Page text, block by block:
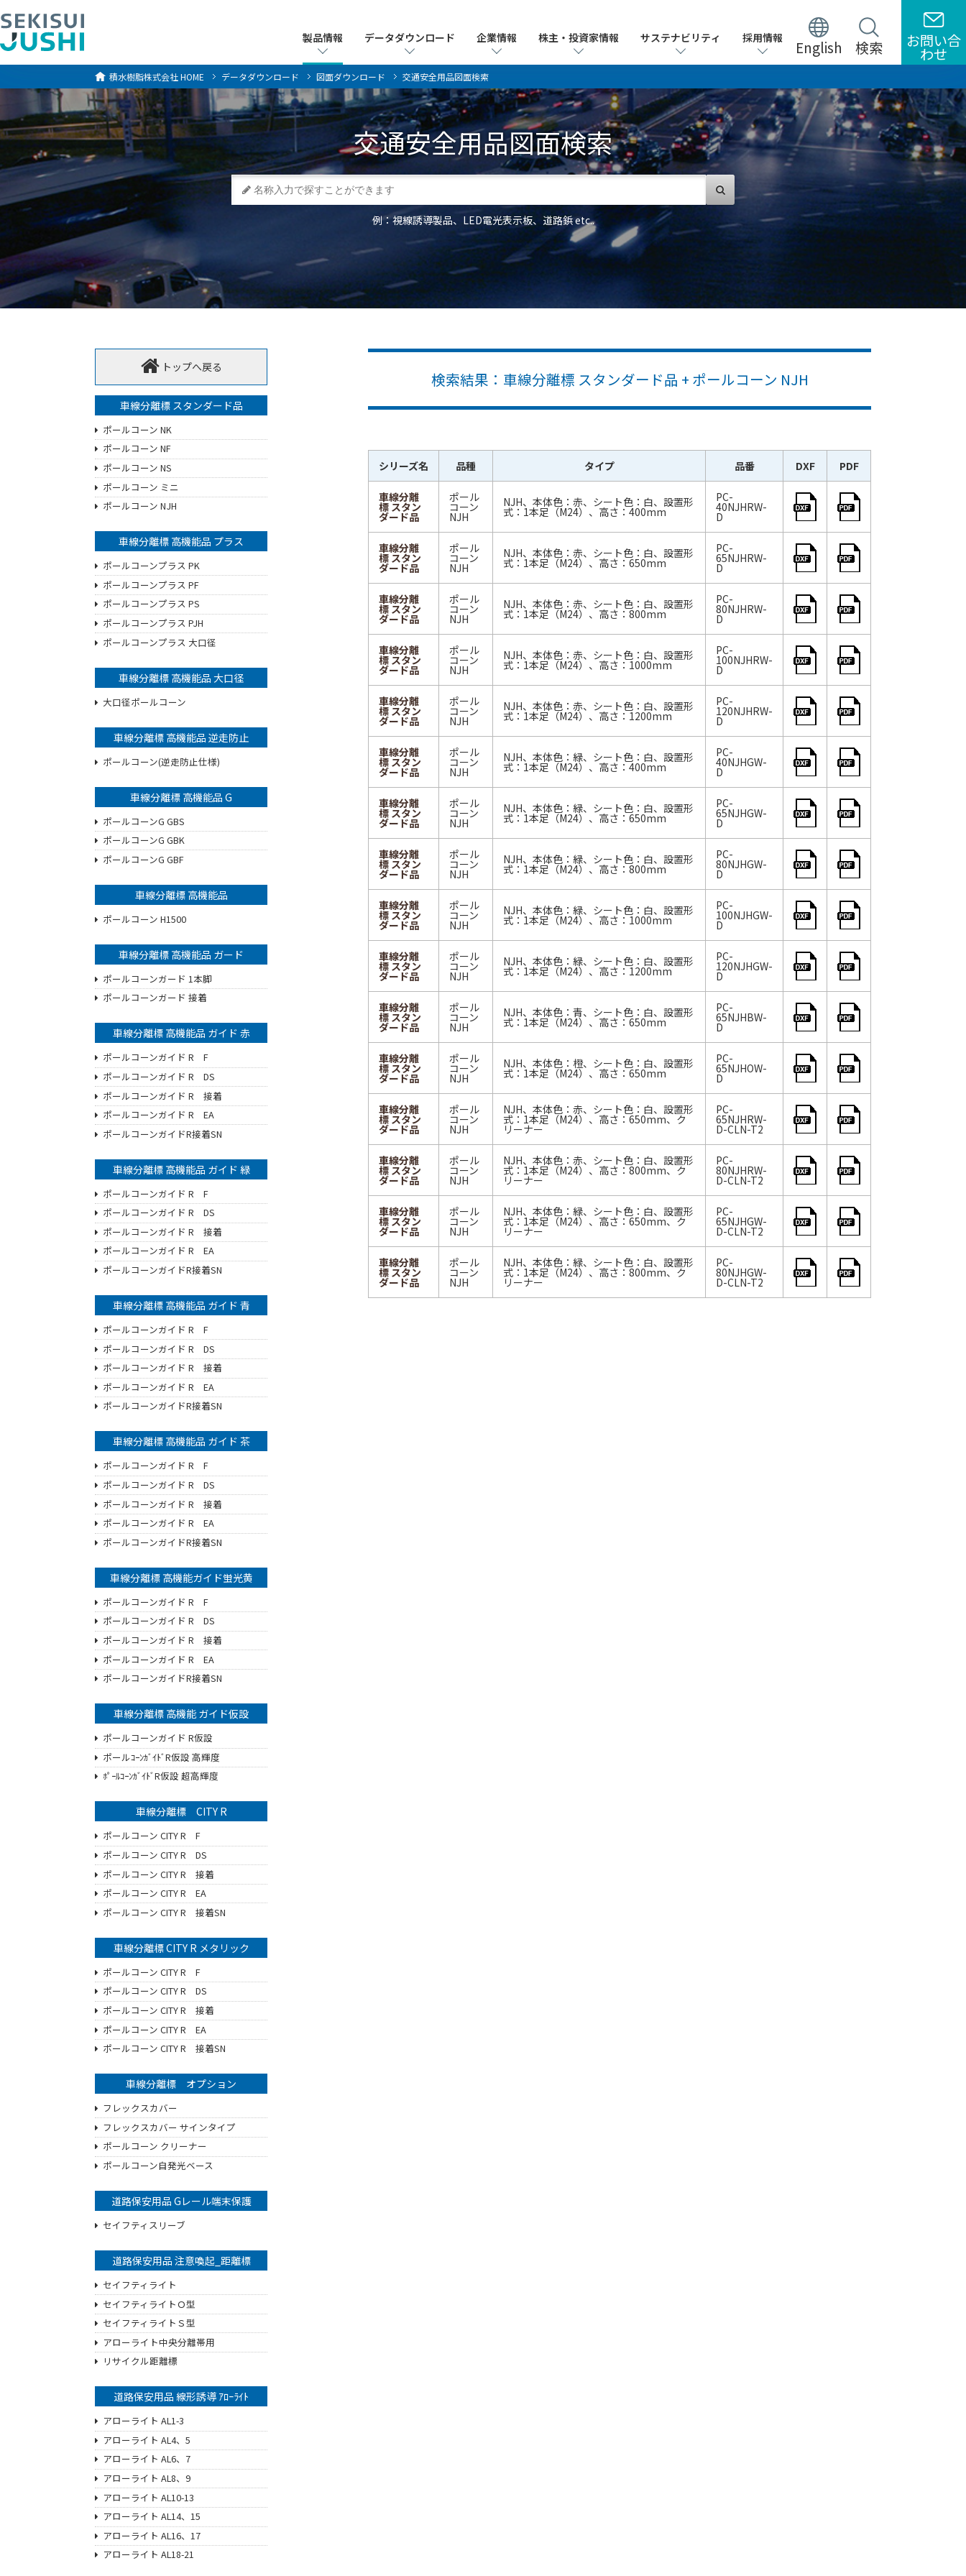
製品情報 データダウンロード 企業情報 株主・投資家情報 サステナビリティ 採用情報 English 検索 お問い合
わせ
製品情報 データダウンロード 企業情報 株主・投資家情報 サステナビリティ 採用情報 English 検索 お問い合
わせ
積水樹脂株式会社HOME データダウンロード 図面ダウンロード 交通安全用品図面検索
交通安全用品図面検索
例：視線誘導製品、LED電光表示板、道路鋲 etc..
検索結果：車線分離標 スタンダード品 + ポールコーン NJH
シリーズ名 品種 タイプ 品番 DXF PDF
車線分離
標 スタン
ダード品
ポール
コーン
NJH
NJH、本体色：赤、シート色：白、設置形
式：1本足（M24）、高さ：400mm
PC-
40NJHRW-
D
車線分離
標 スタン
ダード品
ポール
コーン
NJH
NJH、本体色：赤、シート色：白、設置形
式：1本足（M24）、高さ：650mm
PC-
65NJHRW-
D
車線分離
標 スタン
ダード品
ポール
コーン
NJH
NJH、本体色：赤、シート色：白、設置形
式：1本足（M24）、高さ：800mm
PC-
80NJHRW-
D
車線分離
標 スタン
ダード品
ポール
コーン
NJH
NJH、本体色：赤、シート色：白、設置形
式：1本足（M24）、高さ：1000mm
PC-
100NJHRW-
D
車線分離
標 スタン
ダード品
ポール
コーン
NJH
NJH、本体色：赤、シート色：白、設置形
式：1本足（M24）、高さ：1200mm
PC-
120NJHRW-
D
車線分離
標 スタン
ダード品
ポール
コーン
NJH
NJH、本体色：緑、シート色：白、設置形
式：1本足（M24）、高さ：400mm
PC-
40NJHGW-
D
車線分離
標 スタン
ダード品
ポール
コーン
NJH
NJH、本体色：緑、シート色：白、設置形
式：1本足（M24）、高さ：650mm
PC-
65NJHGW-
D
車線分離
標 スタン
ダード品
ポール
コーン
NJH
NJH、本体色：緑、シート色：白、設置形
式：1本足（M24）、高さ：800mm
PC-
80NJHGW-
D
車線分離
標 スタン
ダード品
ポール
コーン
NJH
NJH、本体色：緑、シート色：白、設置形
式：1本足（M24）、高さ：1000mm
PC-
100NJHGW-
D
車線分離
標 スタン
ダード品
ポール
コーン
NJH
NJH、本体色：緑、シート色：白、設置形
式：1本足（M24）、高さ：1200mm
PC-
120NJHGW-
D
車線分離
標 スタン
ダード品
ポール
コーン
NJH
NJH、本体色：青、シート色：白、設置形
式：1本足（M24）、高さ：650mm
PC-
65NJHBW-
D
車線分離
標 スタン
ダード品
ポール
コーン
NJH
NJH、本体色：橙、シート色：白、設置形
式：1本足（M24）、高さ：650mm
PC-
65NJHOW-
D
車線分離
標 スタン
ダード品
ポール
コーン
NJH
NJH、本体色：赤、シート色：白、設置形
式：1本足（M24）、高さ：650mm、ク
リーナー
PC-
65NJHRW-
D-CLN-T2
車線分離
標 スタン
ダード品
ポール
コーン
NJH
NJH、本体色：赤、シート色：白、設置形
式：1本足（M24）、高さ：800mm、ク
リーナー
PC-
80NJHRW-
D-CLN-T2
車線分離
標 スタン
ダード品
ポール
コーン
NJH
NJH、本体色：緑、シート色：白、設置形
式：1本足（M24）、高さ：650mm、ク
リーナー
PC-
65NJHGW-
D-CLN-T2
車線分離
標 スタン
ダード品
ポール
コーン
NJH
NJH、本体色：緑、シート色：白、設置形
式：1本足（M24）、高さ：800mm、ク
リーナー
PC-
80NJHGW-
D-CLN-T2
トップへ戻る
車線分離標 スタンダード品
ポールコーン NK
ポールコーン NF
ポールコーン NS
ポールコーン ミニ
ポールコーン NJH
車線分離標 高機能品 プラス
ポールコーンプラス PK
ポールコーンプラス PF
ポールコーンプラス PS
ポールコーンプラス PJH
ポールコーンプラス 大口径
車線分離標 高機能品 大口径
大口径ポールコーン
車線分離標 高機能品 逆走防止
ポールコーン(逆走防止仕様)
車線分離標 高機能品 G
ポールコーンG GBS
ポールコーンG GBK
ポールコーンG GBF
車線分離標 高機能品
ポールコーン H1500
車線分離標 高機能品 ガード
ポールコーンガード 1本脚
ポールコーンガード 接着
車線分離標 高機能品 ガイド 赤
ポールコーンガイド R F
ポールコーンガイド R DS
ポールコーンガイド R 接着
ポールコーンガイド R EA
ポールコーンガイドR接着SN
車線分離標 高機能品 ガイド 緑
ポールコーンガイド R F
ポールコーンガイド R DS
ポールコーンガイド R 接着
ポールコーンガイド R EA
ポールコーンガイドR接着SN
車線分離標 高機能品 ガイド 青
ポールコーンガイド R F
ポールコーンガイド R DS
ポールコーンガイド R 接着
ポールコーンガイド R EA
ポールコーンガイドR接着SN
車線分離標 高機能品 ガイド 茶
ポールコーンガイド R F
ポールコーンガイド R DS
ポールコーンガイド R 接着
ポールコーンガイド R EA
ポールコーンガイドR接着SN
車線分離標 高機能ガイド蛍光黄
ポールコーンガイド R F
ポールコーンガイド R DS
ポールコーンガイド R 接着
ポールコーンガイド R EA
ポールコーンガイドR接着SN
車線分離標 高機能 ガイド仮設
ポールコーンガイド R仮設
ポールｺｰﾝｶﾞｲﾄﾞR仮設 高輝度
ﾎﾟｰﾙｺｰﾝｶﾞｲﾄﾞR仮設 超高輝度
車線分離標 CITY R
ポールコーン CITY R F
ポールコーン CITY R DS
ポールコーン CITY R 接着
ポールコーン CITY R EA
ポールコーン CITY R 接着SN
車線分離標 CITY R メタリック
ポールコーン CITY R F
ポールコーン CITY R DS
ポールコーン CITY R 接着
ポールコーン CITY R EA
ポールコーン CITY R 接着SN
車線分離標 オプション
フレックスカバー
フレックスカバー サインタイプ
ポールコーン クリーナー
ポールコーン自発光ベース
道路保安用品 Gレール端末保護
セイフティスリーブ
道路保安用品 注意喚起_距離標
セイフティライト
セイフティライトＯ型
セイフティライトＳ型
アローライト中央分離帯用
リサイクル距離標
道路保安用品 線形誘導 ｱﾛｰﾗｲﾄ
アローライト AL1-3
アローライト AL4、5
アローライト AL6、7
アローライト AL8、9
アローライト AL10-13
アローライト AL14、15
アローライト AL16、17
アローライト AL18-21